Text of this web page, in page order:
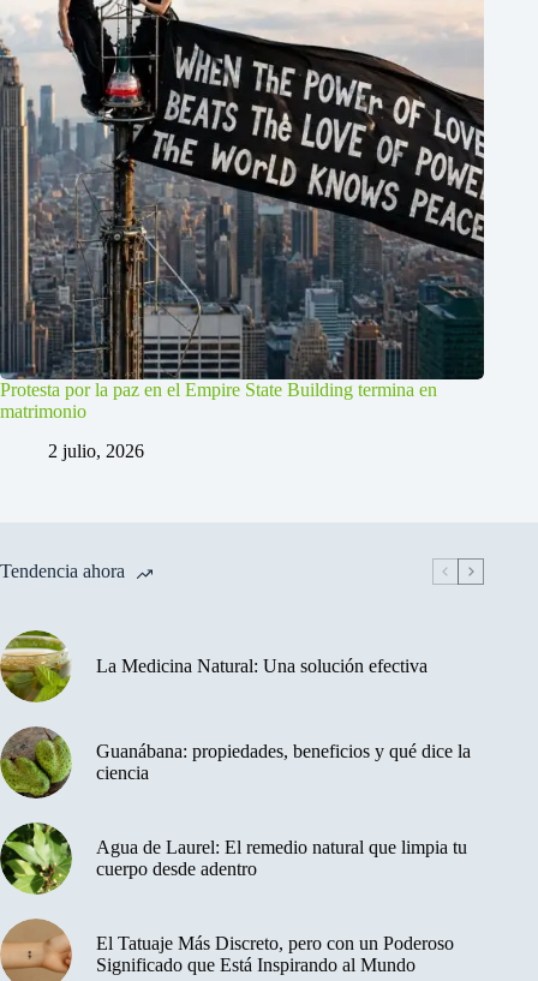
Protesta por la paz en el Empire State Building termina en
matrimonio
2 julio, 2026
Tendencia ahora
La Medicina Natural: Una solución efectiva
Guanábana: propiedades, beneficios y qué dice la
ciencia
Agua de Laurel: El remedio natural que limpia tu
cuerpo desde adentro
El Tatuaje Más Discreto, pero con un Poderoso
Significado que Está Inspirando al Mundo